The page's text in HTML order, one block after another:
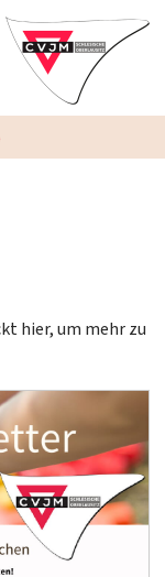
hier, um mehr zu